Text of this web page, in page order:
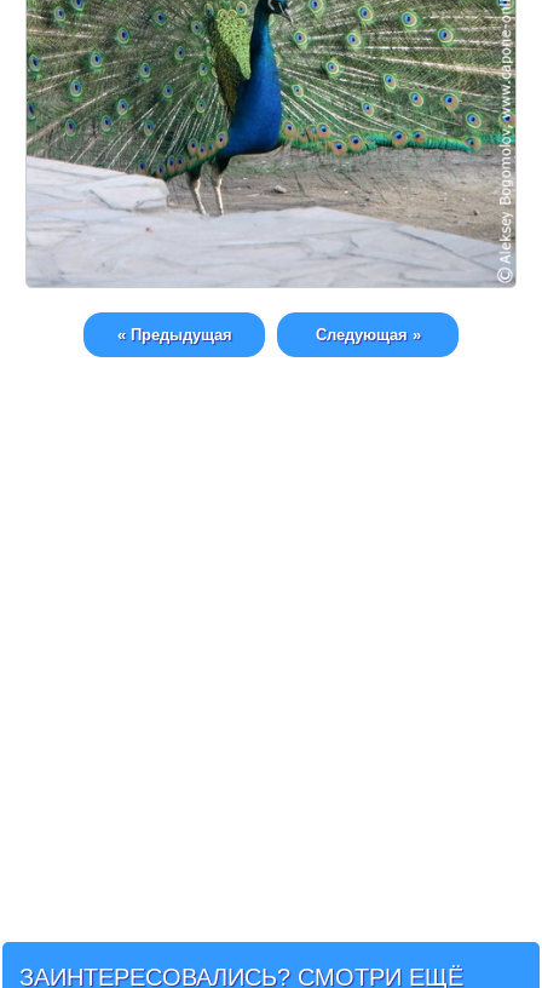
« Предыдущая Следующая »
ЗАИНТЕРЕСОВАЛИСЬ? СМОТРИ ЕЩЁ